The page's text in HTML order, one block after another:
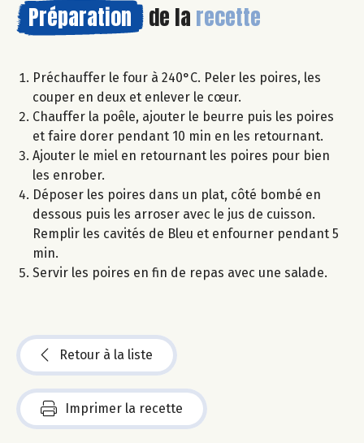
Préparation de la recette
Préchauffer le four à 240°C. Peler les poires, les
couper en deux et enlever le cœur.
Chauffer la poêle, ajouter le beurre puis les poires
et faire dorer pendant 10 min en les retournant.
Ajouter le miel en retournant les poires pour bien
les enrober.
Déposer les poires dans un plat, côté bombé en
dessous puis les arroser avec le jus de cuisson.
Remplir les cavités de Bleu et enfourner pendant 5
min.
Servir les poires en fin de repas avec une salade.
Retour à la liste
Imprimer la recette